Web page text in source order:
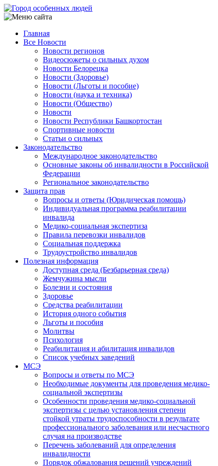
Перейти
к
содержанию
Main
navigation
Главная
Все Новости
Новости регионов
Видеосюжеты о сильных духом
Новости Белорецка
Новости (Здоровье)
Новости (Льготы и пособие)
Новости (наука и техника)
Новости (Общество)
Новости
Новости Республики Башкортостан
Спортивные новости
Статьи о сильных
Законодательство
Международное законодательство
Основные законы об инвалидности в Российской
Федерации
Региональное законодательство
Защита прав
Вопросы и ответы (Юридическая помощь)
Индивидуальная программа реабилитации
инвалида
Медико-социальная экспертиза
Правила перевозки инвалидов
Социальная поддержка
Трудоустройство инвалидов
Полезная информация
Доступная среда (Безбарьерная среда)
Жемчужина мысли
Болезни и состояния
Здоровье
Средства реабилитации
История одного события
Льготы и пособия
Молитвы
Психология
Реабилитация и абилитация инвалидов
Список учебных заведений
МСЭ
Вопросы и ответы по МСЭ
Необходимые документы для проведения медико-
социальной экспертизы
Особенности проведения медико-социальной
экспертизы с целью установления степени
стойкой утраты трудоспособности в результате
профессионального заболевания или несчастного
случая на производстве
Перечень заболеваний для определения
инвалидности
Порядок обжалования решений учреждений